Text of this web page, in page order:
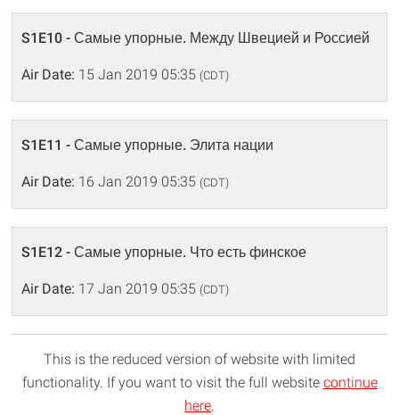
S1E10 - Самые упорные. Между Швецией и Россией
Air Date: 15 Jan 2019 05:35 (CDT)
S1E11 - Самые упорные. Элита нации
Air Date: 16 Jan 2019 05:35 (CDT)
S1E12 - Самые упорные. Что есть финское
Air Date: 17 Jan 2019 05:35 (CDT)
This is the reduced version of website with limited
functionality. If you want to visit the full website continue
here